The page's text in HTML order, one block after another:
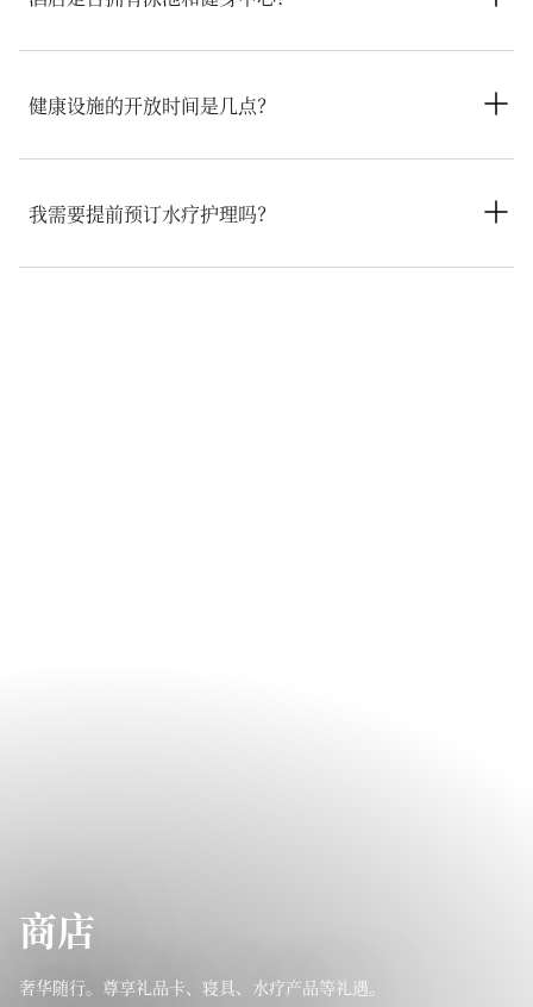
室。健身中心和健身工作室提供拉伸和高强度训练课程。
健康设施的开放时间是几点？
作室营业时间为早上6:00至晚上10:00，户外泳池营业时间为早
上7:00至晚上9:00。
我需要提前预订水疗护理吗？
商店
奢华随行。尊享礼品卡、寝具、水疗产品等礼遇。